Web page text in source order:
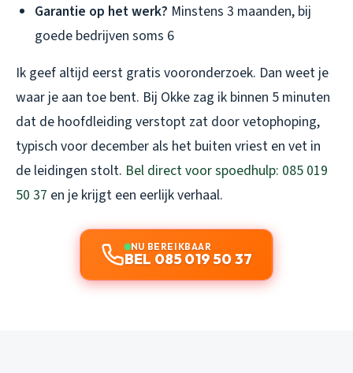
Garantie op het werk? Minstens 3 maanden, bij
goede bedrijven soms 6
Ik geef altijd eerst gratis vooronderzoek. Dan weet je
waar je aan toe bent. Bij Okke zag ik binnen 5 minuten
dat de hoofdleiding verstopt zat door vetophoping,
typisch voor december als het buiten vriest en vet in
de leidingen stolt. Bel direct voor spoedhulp: 085 019
50 37 en je krijgt een eerlijk verhaal.
NU BEREIKBAAR
BEL 085 019 50 37